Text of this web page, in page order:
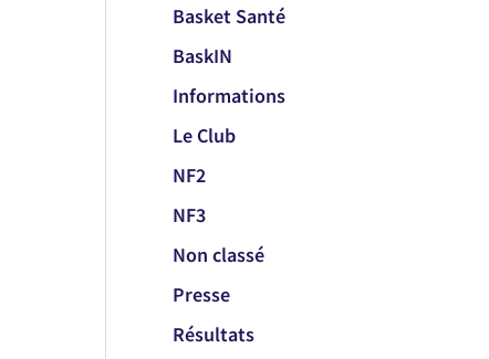
Basket Santé
BaskIN
Informations
Le Club
NF2
NF3
Non classé
Presse
Résultats